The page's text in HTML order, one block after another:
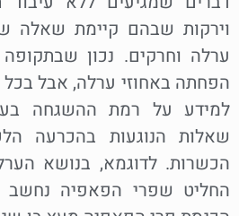
וירקות שבהם קיימת שאלה
ערלה וחרקים. נכון
הפחתה באחוזי ערלה, אבל
למידע על רמת ההשגחה
שאלות הנוגעות בהכרעה
הכשרות. לדוגמא, בנושא
החליט שפרי הפאפיה נחשב